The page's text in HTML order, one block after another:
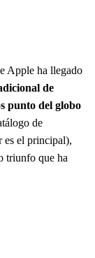
Apple ha llegado
de
punto del globo
de
es el principal),
triunfo que ha